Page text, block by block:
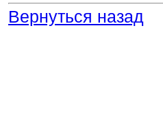
Вернуться назад